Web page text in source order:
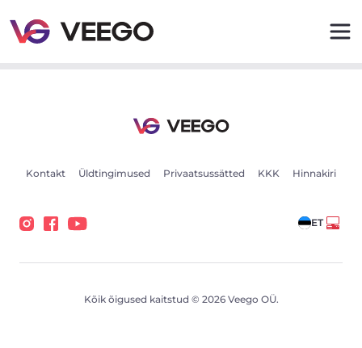
Kontakt Üldtingimused Privaatsussätted KKK Hinnakiri
ET
Kõik õigused kaitstud © 2026 Veego OÜ.